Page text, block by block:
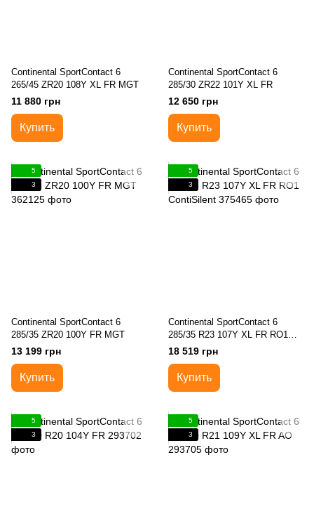
Continental SportContact 6
265/45 ZR20 108Y XL FR MGT
11 880 грн
Купить
Continental SportContact 6
285/30 ZR22 101Y XL FR
12 650 грн
Купить
5
3
Continental SportContact 6
285/35 ZR20 100Y FR MGT
13 199 грн
Купить
5
3
Continental SportContact 6
285/35 R23 107Y XL FR RO1
ContiSilent
18 519 грн
Купить
5
3
5
3